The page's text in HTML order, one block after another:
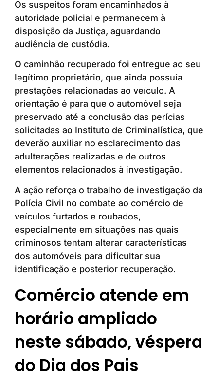
Os suspeitos foram encaminhados à
autoridade policial e permanecem à
disposição da Justiça, aguardando
audiência de custódia.
O caminhão recuperado foi entregue ao seu
legítimo proprietário, que ainda possuía
prestações relacionadas ao veículo. A
orientação é para que o automóvel seja
preservado até a conclusão das perícias
solicitadas ao Instituto de Criminalística, que
deverão auxiliar no esclarecimento das
adulterações realizadas e de outros
elementos relacionados à investigação.
A ação reforça o trabalho de investigação da
Polícia Civil no combate ao comércio de
veículos furtados e roubados,
especialmente em situações nas quais
criminosos tentam alterar características
dos automóveis para dificultar sua
identificação e posterior recuperação.
Comércio atende em
horário ampliado
neste sábado, véspera
do Dia dos Pais